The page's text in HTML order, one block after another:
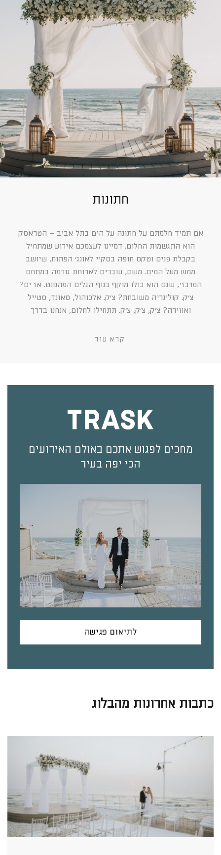
חתונות
אם תמיד חלמתם על חתונה על הים בתל אביב – הטראסק
הוא התגשמות החלום. דמיינו לעצמכם אירוע שמתחיל
בקבלת פנים וטקס חופה בסקיי לאונג׳ הפתוח, שיושב
ממש מעל המים. משם, עוברים לארוחת גורמה במתחם
המרכזי, שגם הוא כולו מוקף בנוף הגלים המהפנט. אז ים?
צ׳ק. קולינריה משובחת? צ׳ק. אלכוהול, סאונד, סטייל
ואווירה? צ׳ק, צ׳ק, צ׳ק. תתחילו לחלום, אנחנו בדרך
קרא עוד
מחכים לפגוש אתכם באולם האירועים
הכי יפה בעיר
לתיאום פגישה
כתבות אחרונות מהבלוג